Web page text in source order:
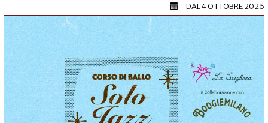
DAL4 OTTOBRE 2026